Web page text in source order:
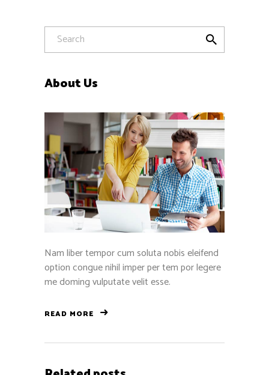
About Us
Nam liber tempor cum soluta nobis eleifend
option congue nihil imper per tem por legere
me doming vulputate velit esse.
READ MORE